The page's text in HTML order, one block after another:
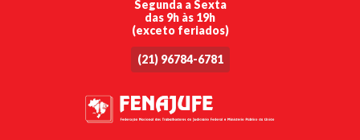
Segunda a Sexta
das 9h às 19h
(exceto feriados)
(21) 96784-6781